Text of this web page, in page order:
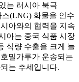
는 러시아 북극
(LNG) 화물을 인수
아와의 협력을 지속
아는 중국 식품 시장
식량 수출을 크게 늘
밀가루가 운송되는
는 추세입니다.